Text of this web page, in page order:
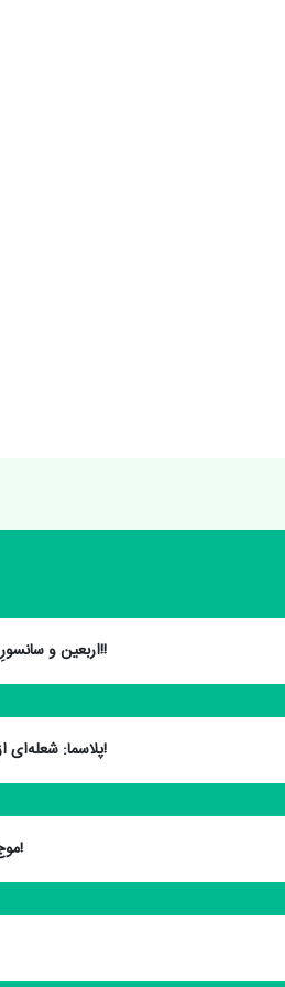
🖌 اربعین و سانسورِ بیفایده آینده!!
🖌 پلاسما: شعله‌ای از علم و قدرت!
🖌 موج نفرت بنفش!